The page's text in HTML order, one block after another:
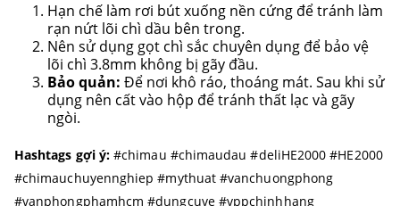
Hạn chế làm rơi bút xuống nền cứng để tránh làm
rạn nứt lõi chì dầu bên trong.
Nên sử dụng gọt chì sắc chuyên dụng để bảo vệ
lõi chì 3.8mm không bị gãy đầu.
Bảo quản: Để nơi khô ráo, thoáng mát. Sau khi sử
dụng nên cất vào hộp để tránh thất lạc và gãy
ngòi.
Hashtags gợi ý: #chimau #chimaudau #deliHE2000 #HE2000
#chimauchuyennghiep #mythuat #vanchuongphong
#vanphongphamhcm #dungcuve #vppchinhhang